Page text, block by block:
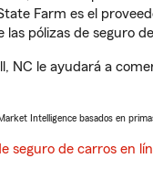
Farm es el
pólizas de seguro
NC le ayudará a
Intelligence basados en
seguro de carros en